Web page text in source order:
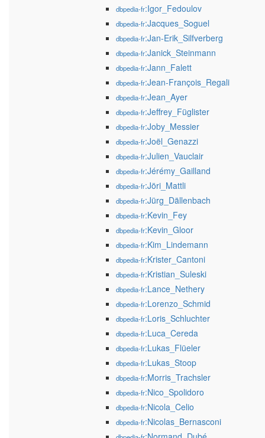
dbpedia-fr:Igor_Fedoulov
dbpedia-fr:Jacques_Soguel
dbpedia-fr:Jan-Erik_Silfverberg
dbpedia-fr:Janick_Steinmann
dbpedia-fr:Jann_Falett
dbpedia-fr:Jean-François_Regali
dbpedia-fr:Jean_Ayer
dbpedia-fr:Jeffrey_Füglister
dbpedia-fr:Joby_Messier
dbpedia-fr:Joël_Genazzi
dbpedia-fr:Julien_Vauclair
dbpedia-fr:Jérémy_Gailland
dbpedia-fr:Jöri_Mattli
dbpedia-fr:Jürg_Dällenbach
dbpedia-fr:Kevin_Fey
dbpedia-fr:Kevin_Gloor
dbpedia-fr:Kim_Lindemann
dbpedia-fr:Krister_Cantoni
dbpedia-fr:Kristian_Suleski
dbpedia-fr:Lance_Nethery
dbpedia-fr:Lorenzo_Schmid
dbpedia-fr:Loris_Schluchter
dbpedia-fr:Luca_Cereda
dbpedia-fr:Lukas_Flüeler
dbpedia-fr:Lukas_Stoop
dbpedia-fr:Morris_Trachsler
dbpedia-fr:Nico_Spolidoro
dbpedia-fr:Nicola_Celio
dbpedia-fr:Nicolas_Bernasconi